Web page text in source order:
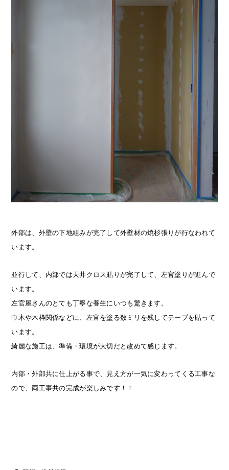
外部は、外壁の下地組みが完了して外壁材の焼杉張りが行なわれて
います。
並行して、内部では天井クロス貼りが完了して、左官塗りが進んで
います。
左官屋さんのとても丁寧な養生にいつも驚きます。
巾木や木枠関係などに、左官を塗る数ミリを残してテープを貼って
います。
綺麗な施工は、準備・環境が大切だと改めて感じます。
内部・外部共に仕上がる事で、見え方が一気に変わってくる工事な
ので、両工事共の完成が楽しみです！！